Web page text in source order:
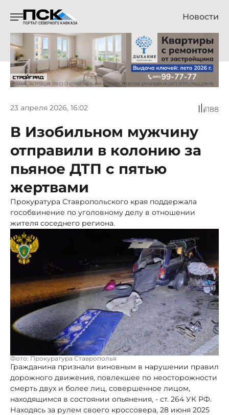
Новости
23 апреля 2026, 16:02 1188
В Изобильном мужчину
отправили в колонию за
пьяное ДТП с пятью
жертвами
Прокуратура Ставропольского края поддержала
гособвинение по уголовному делу в отношении
жителя соседнего региона.
Фото: Прокуратура Ставрополья
Гражданина признали виновным в нарушении правил
дорожного движения, повлекшее по неосторожности
смерть двух и более лиц, совершенное лицом,
находящимся в состоянии опьянения, - ст. 264 УК РФ.
Находясь за рулем своего кроссовера, 28 июня 2025